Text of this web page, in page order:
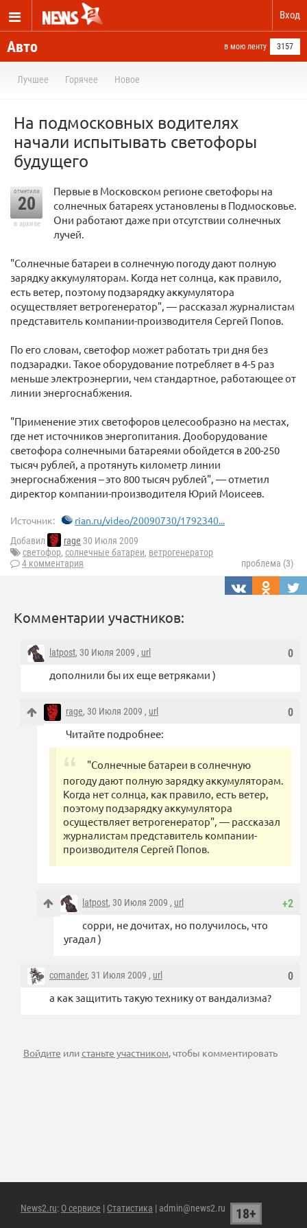
Вход
Авто в мою ленту 3157
Лучшее Горячее Новое
На подмосковных водителях
начали испытывать светофоры
будущего
отметили
20
в архиве
Первые в Московском регионе светофоры на
солнечных батареях установлены в Подмосковье.
Они работают даже при отсутствии солнечных
лучей.
"Солнечные батареи в солнечную погоду дают полную
зарядку аккумуляторам. Когда нет солнца, как правило,
есть ветер, поэтому подзарядку аккумулятора
осуществляет ветрогенератор", — рассказал журналистам
представитель компании-производителя Сергей Попов.
По его словам, светофор может работать три дня без
подзарадки. Такое оборудование потребляет в 4-5 раз
меньше электроэнергии, чем стандартное, работающее от
линии энергоснабжения.
"Применение этих светофоров целесообразно на местах,
где нет источников энергопитания. Дооборудование
светофора солнечными батареями обойдется в 200-250
тысяч рублей, а протянуть километр линии
энергоснабжения – это 800 тысяч рублей", — отметил
директор компании-производителя Юрий Моисеев.
Источник: rian.ru/video/20090730/1792340...
Добавил rage 30 Июля 2009
светофор, солнечные батареи, ветрогенератор
4 комментария
проблема (3)
Комментарии участников:
0
latpost, 30 Июля 2009 , url
дополнили бы их еще ветряками )
0
rage, 30 Июля 2009 , url
Читайте подробнее:
"Солнечные батареи в солнечную
погоду дают полную зарядку аккумуляторам.
Когда нет солнца, как правило, есть ветер,
поэтому подзарядку аккумулятора
осуществляет ветрогенератор", — рассказал
журналистам представитель компании-
производителя Сергей Попов.
+2
latpost, 30 Июля 2009 , url
сорри, не дочитах, но получилось, что
угадал )
0
comander, 31 Июля 2009 , url
а как защитить такую технику от вандализма?
Войдите илистаньте участником, чтобы комментировать
News2.ru: О сервисе | Статистика | admin@news2.ru 18+